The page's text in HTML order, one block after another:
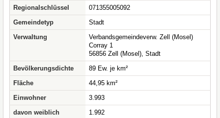
Regionalschlüssel
071355005092
Gemeindetyp
Stadt
Verwaltung
Verbandsgemeindeverw. Zell (Mosel)
Corray 1
56856 Zell (Mosel), Stadt
Bevölkerungsdichte
89 Ew. je km²
Fläche
44,95 km²
Einwohner
3.993
davon weiblich
1.992